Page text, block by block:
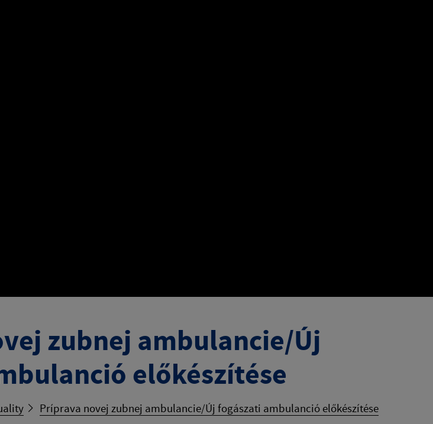
zubnej ambulancie/Új
előkészítése
Príprava novej zubnej ambulancie/Új fogászati ​​ambulanció előkészítése